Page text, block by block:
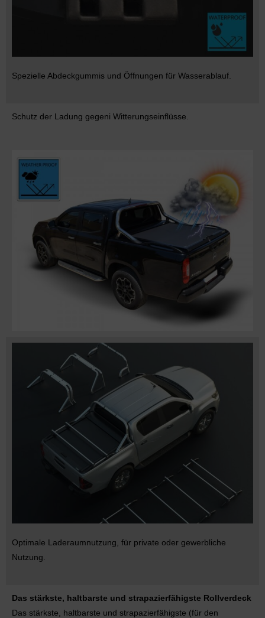
Spezielle Abdeckgummis und Öffnungen für Wasserablauf.
Schutz der Ladung gegeni Witterungseinflüsse.
Optimale Laderaumnutzung, für private oder gewerbliche
Nutzung.
Das stärkste, haltbarste und strapazierfähigste Rollverdeck
Das stärkste, haltbarste und strapazierfähigste (für den